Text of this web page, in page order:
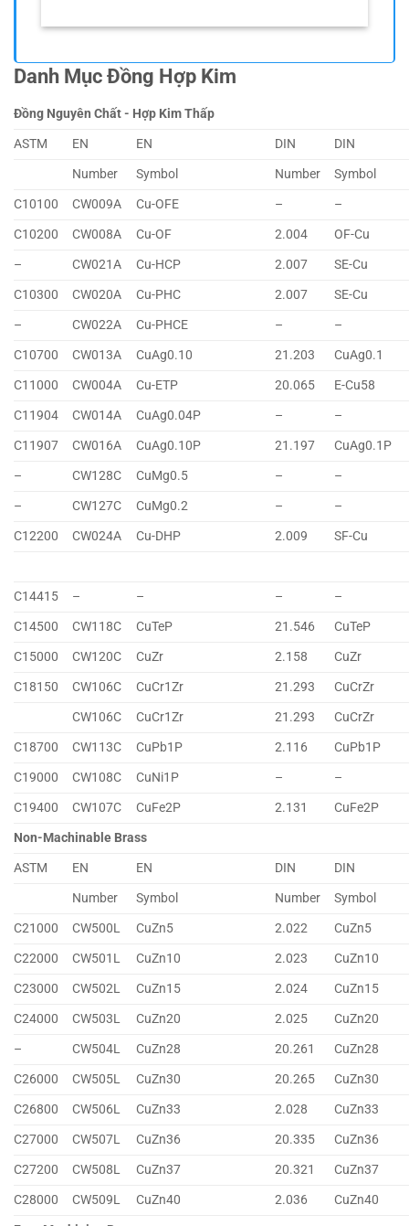
Danh Mục Đồng Hợp Kim
Đồng Nguyên Chất - Hợp Kim Thấp
ASTM
EN EN DIN
DIN
Number
Symbol Number
Symbol
C10100
CW009A Cu-OFE –
–
C10200
CW008A Cu-OF 2.004
OF-Cu
–
CW021A Cu-HCP 2.007
SE-Cu
C10300
CW020A Cu-PHC 2.007
SE-Cu
–
CW022A Cu-PHCE –
–
C10700
CW013A CuAg0.10 21.203
CuAg0.1
C11000
CW004A Cu-ETP 20.065
E-Cu58
C11904
CW014A CuAg0.04P –
–
C11907
CW016A CuAg0.10P 21.197
CuAg0.1P
–
CW128C CuMg0.5 –
–
–
CW127C CuMg0.2 –
–
C12200
CW024A Cu-DHP 2.009 SF-Cu
C14415 – – –
–
C14500
CW118C CuTeP 21.546
CuTeP
C15000
CW120C CuZr 2.158
CuZr
C18150
CW106C CuCr1Zr 21.293
CuCrZr
CW106C
CuCr1Zr 21.293
CuCrZr
C18700
CW113C CuPb1P 2.116
CuPb1P
C19000
CW108C CuNi1P –
–
C19400
CW107C CuFe2P 2.131
CuFe2P
Non-Machinable Brass
ASTM
EN EN DIN
DIN
Number
Symbol Number
Symbol
C21000
CW500L CuZn5 2.022
CuZn5
C22000
CW501L CuZn10 2.023
CuZn10
C23000
CW502L CuZn15 2.024
CuZn15
C24000
CW503L CuZn20 2.025
CuZn20
–
CW504L CuZn28 20.261
CuZn28
C26000
CW505L CuZn30 20.265
CuZn30
C26800
CW506L CuZn33 2.028
CuZn33
C27000
CW507L CuZn36 20.335
CuZn36
C27200
CW508L CuZn37 20.321
CuZn37
C28000
CW509L CuZn40 2.036
CuZn40